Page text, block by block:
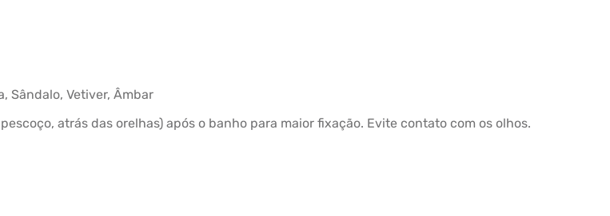
Sândalo, Vetiver, Âmbar
atrás das orelhas) após o banho para maior fixação. Evite contato com os olhos.